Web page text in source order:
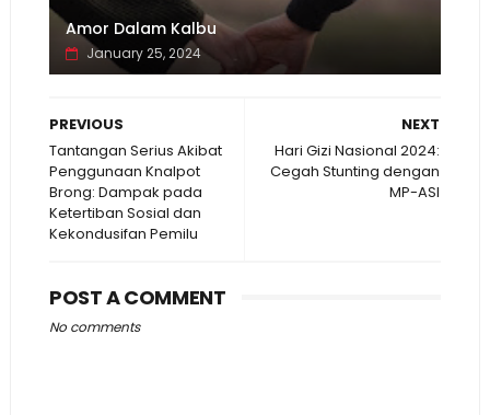
Amor Dalam Kalbu
January 25, 2024
NEXT
Hari Gizi Nasional 2024:
Cegah Stunting dengan
MP-ASI
PREVIOUS
Tantangan Serius Akibat
Penggunaan Knalpot
Brong: Dampak pada
Ketertiban Sosial dan
Kekondusifan Pemilu
POST A COMMENT
No comments